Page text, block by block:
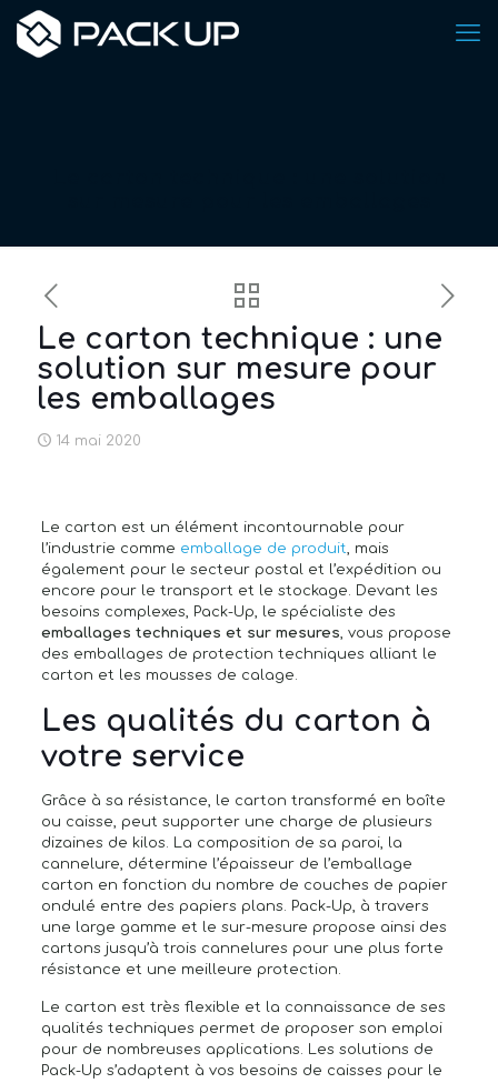
Le carton technique : une
solution sur mesure pour
les emballages
14 mai 2020
Le carton est un élément incontournable pour
l’industrie comme emballage de produit, mais
également pour le secteur postal et l’expédition ou
encore pour le transport et le stockage. Devant les
besoins complexes, Pack-Up, le spécialiste des
emballages techniques et sur mesures, vous propose
des emballages de protection techniques alliant le
carton et les mousses de calage.
Les qualités du carton à
votre service
Grâce à sa résistance, le carton transformé en boîte
ou caisse, peut supporter une charge de plusieurs
dizaines de kilos. La composition de sa paroi, la
cannelure, détermine l’épaisseur de l’emballage
carton en fonction du nombre de couches de papier
ondulé entre des papiers plans. Pack-Up, à travers
une large gamme et le sur-mesure propose ainsi des
cartons jusqu’à trois cannelures pour une plus forte
résistance et une meilleure protection.
Le carton est très flexible et la connaissance de ses
qualités techniques permet de proposer son emploi
pour de nombreuses applications. Les solutions de
Pack-Up s’adaptent à vos besoins de caisses pour le